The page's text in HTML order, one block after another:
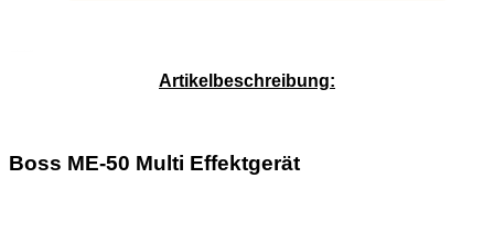
Artikelbeschreibung:
Boss ME-50 Multi Effektgerät